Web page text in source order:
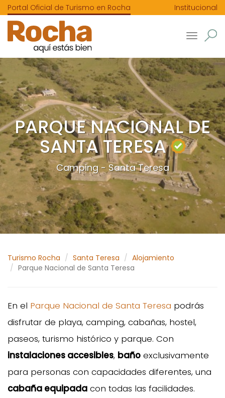
Portal Oficial de Turismo en Rocha Institucional
Toggle
PARQUE NACIONAL DE
SANTA TERESA
Camping - Santa Teresa
Turismo Rocha Santa Teresa
Alojamiento
Parque Nacional de Santa Teresa
En el Parque Nacional de Santa Teresa podrás
disfrutar de playa, camping, cabañas, hostel,
paseos, turismo histórico y parque. Con
instalaciones accesibles, baño exclusivamente
para personas con capacidades diferentes, una
cabaña equipada con todas las facilidades.